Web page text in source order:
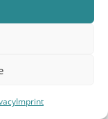
Imprint